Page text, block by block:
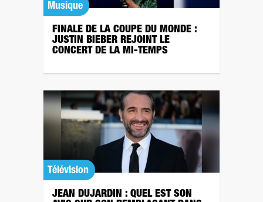
Musique
FINALE DE LA COUPE DU MONDE :
JUSTIN BIEBER REJOINT LE
CONCERT DE LA MI-TEMPS
Télévision
JEAN DUJARDIN : QUEL EST SON